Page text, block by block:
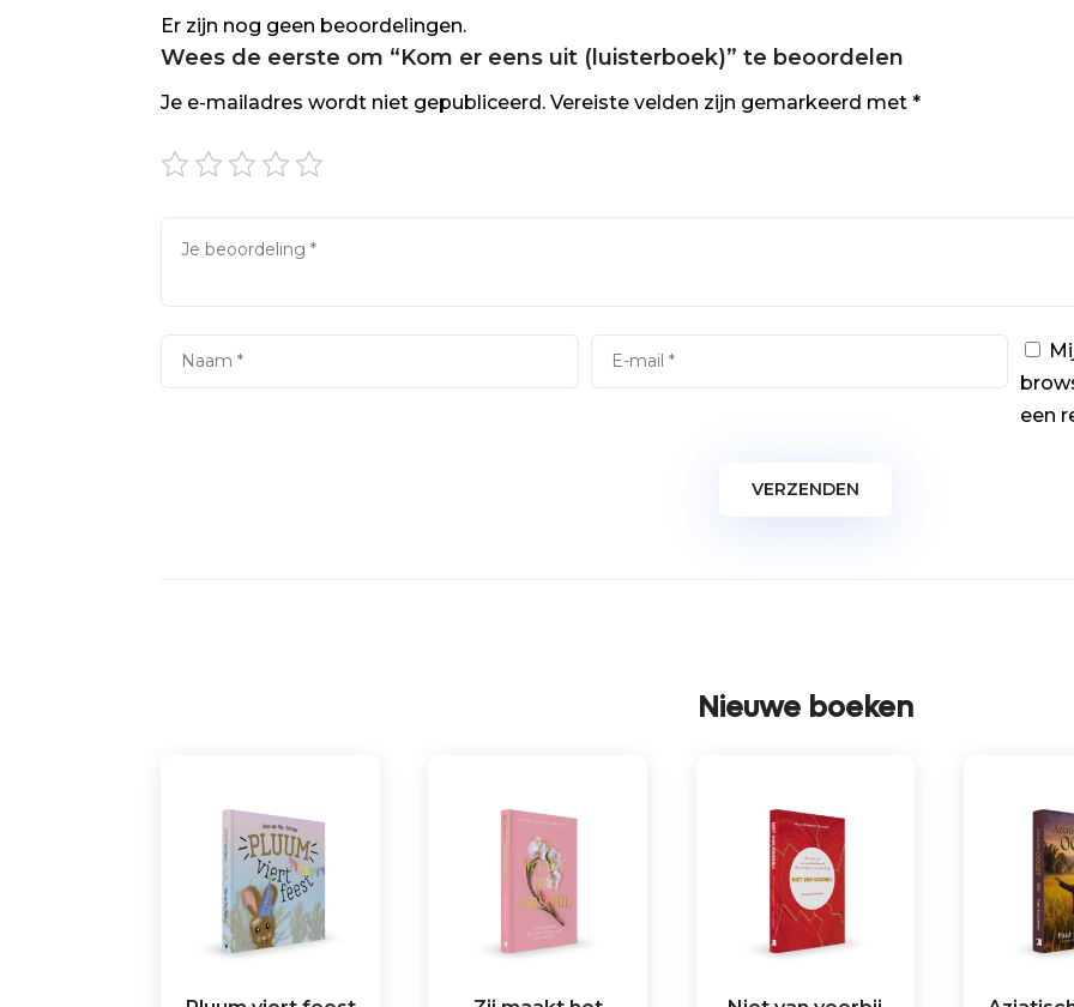
Er zijn nog geen beoordelingen.
Wees de eerste om “Kom er eens uit (luisterboek)” te beoordelen
Je e-mailadres wordt niet gepubliceerd. Vereiste velden zijn gemarkeerd met*
een
Nieuwe boeken